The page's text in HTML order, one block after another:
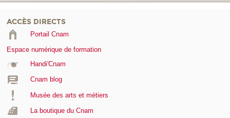
ACCÈS DIRECTS
Portail Cnam
Espace numérique de formation
Handi'Cnam
Cnam blog
Musée des arts et métiers
La boutique du Cnam